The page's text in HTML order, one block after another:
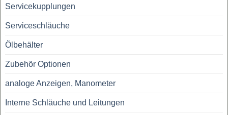
Servicekupplungen
Serviceschläuche
Ölbehälter
Zubehör Optionen
analoge Anzeigen, Manometer
Interne Schläuche und Leitungen